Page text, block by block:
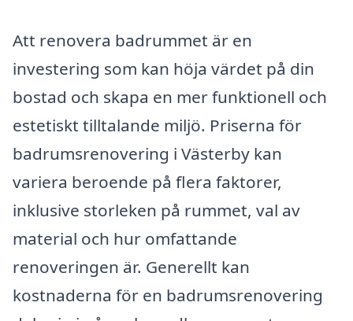
Att renovera badrummet är en
investering som kan höja värdet på din
bostad och skapa en mer funktionell och
estetiskt tilltalande miljö. Priserna för
badrumsrenovering i Västerby kan
variera beroende på flera faktorer,
inklusive storleken på rummet, val av
material och hur omfattande
renoveringen är. Generellt kan
kostnaderna för en badrumsrenovering